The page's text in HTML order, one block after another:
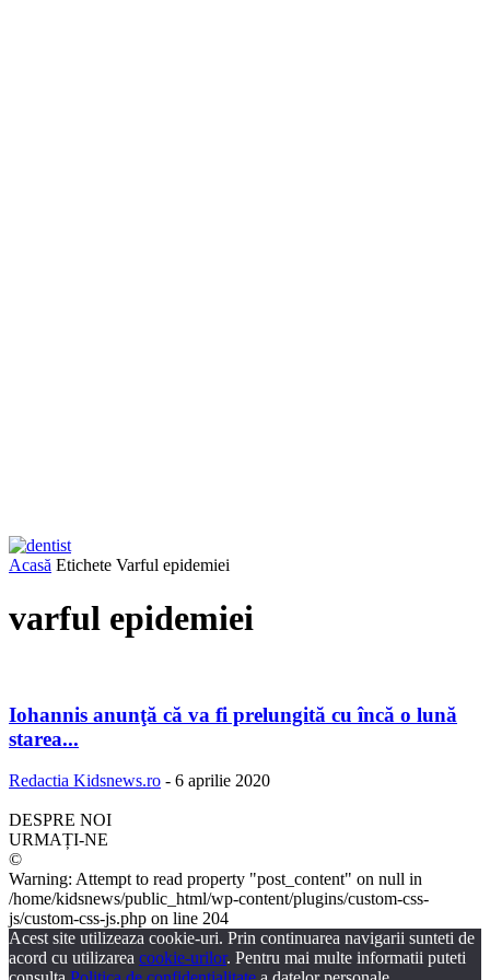
Acasă Etichete Varful epidemiei
varful epidemiei
Iohannis anunţă că va fi prelungită cu încă o lună
starea...
Redactia Kidsnews.ro - 6 aprilie 2020
DESPRE NOI
URMAȚI-NE
©
Warning: Attempt to read property "post_content" on null in
/home/kidsnews/public_html/wp-content/plugins/custom-css-
js/custom-css-js.php on line 204
Acest site utilizeaza cookie-uri. Prin continuarea navigarii sunteti de
acord cu utilizarea cookie-urilor. Pentru mai multe informatii puteti